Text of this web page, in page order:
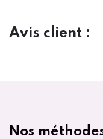
Avis client :
Nos